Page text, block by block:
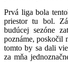
Prvá liga bola
priestor tu bol.
budúcej sezóne
poznáme, poskočil
tomto by sa dali
za mňa